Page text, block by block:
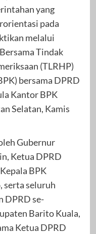
yang
pada
melalui
Tindak
(TLRHP)
bersama DPRD
Kantor BPK
Selatan, Kamis
Gubernur
Ketua DPRD
BPK
serta seluruh
DPRD se-
Barito Kuala,
Ketua DPRD